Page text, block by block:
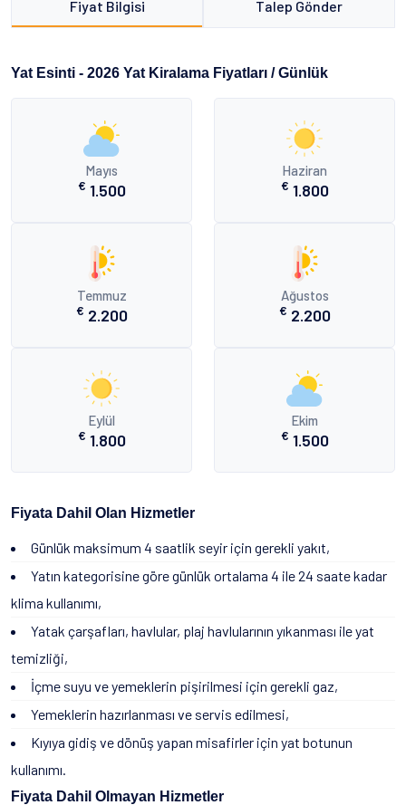
Fiyat Bilgisi Talep Gönder
Yat Esinti - 2026 Yat Kiralama Fiyatları / Günlük
Mayıs
€ 1.500
Haziran
€ 1.800
Temmuz
€ 2.200
Ağustos
€ 2.200
Eylül
€ 1.800
Ekim
€ 1.500
Fiyata Dahil Olan Hizmetler
Günlük maksimum 4 saatlik seyir için gerekli yakıt,
Yatın kategorisine göre günlük ortalama 4 ile 24 saate kadar
klima kullanımı,
Yatak çarşafları, havlular, plaj havlularının yıkanması ile yat
temizliği,
İçme suyu ve yemeklerin pişirilmesi için gerekli gaz,
Yemeklerin hazırlanması ve servis edilmesi,
Kıyıya gidiş ve dönüş yapan misafirler için yat botunun
kullanımı.
Fiyata Dahil Olmayan Hizmetler